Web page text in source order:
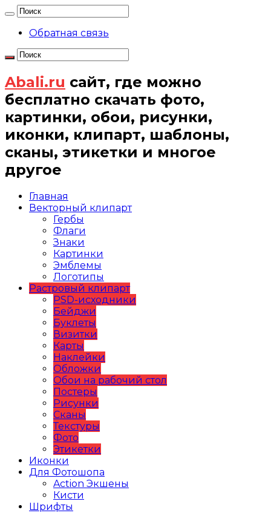
Обратная связь
Abali.ru сайт, где можно
бесплатно скачать фото,
картинки, обои, рисунки,
иконки, клипарт, шаблоны,
сканы, этикетки и многое
другое
Главная
Векторный клипарт
Гербы
Флаги
Знаки
Картинки
Эмблемы
Логотипы
Растровый клипарт
PSD-исходники
Бейджи
Буклеты
Визитки
Карты
Наклейки
Обложки
Обои на рабочий стол
Постеры
Рисунки
Сканы
Текстуры
Фото
Этикетки
Иконки
Для Фотошопа
Action Экшены
Кисти
Шрифты